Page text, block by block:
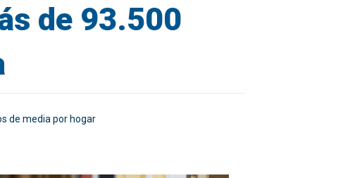
de 93.500
de media por hogar